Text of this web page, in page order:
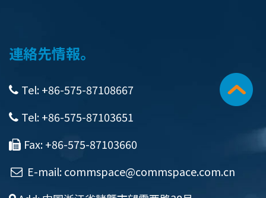
連絡先情報。
Tel: +86-575-87108667
Tel: +86-575-87103651
Fax: +86-575-87103660
E-mail:commspace@commspace.com.cn